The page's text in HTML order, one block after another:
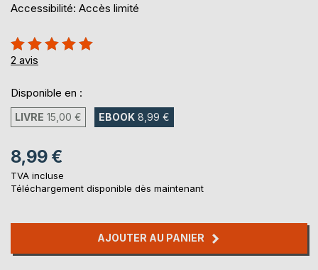
Accessibilité: Accès limité
Évaluation:
100%
2 avis
Disponible en :
LIVRE 15,00 € EBOOK 8,99 €
8,99 €
TVA incluse
Téléchargement disponible dès maintenant
AJOUTER AU PANIER